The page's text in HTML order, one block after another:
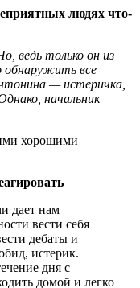
людях что-
ведь только он из
обнаружить все
— истеричка,
начальник
хорошими
дает нам
вести себя
дебаты и
истерик.
дня с
домой и легко